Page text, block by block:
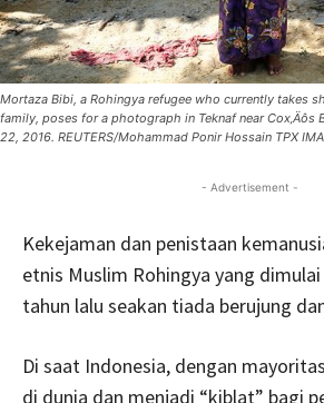
Mortaza Bibi, a Rohingya refugee who currently takes
family, poses for a photograph in Teknaf near Cox‚Äôs
22, 2016. REUTERS/Mohammad Ponir Hossain TPX
- Advertisement -
Kekejaman dan penistaan
etnis Muslim Rohingya yang
tahun lalu seakan tiada berujung
Di saat Indonesia, dengan
di dunia dan menjadi “kiblat” bagi